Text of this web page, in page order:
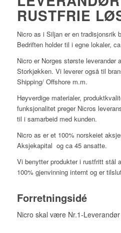
RUSTFRIE
Nicro as i Siljan er en tradisjonsrik
Bedriften holder til i egne lokaler,
Nicro er Norges største leverandør
Storkjøkken. Vi leverer også til
Shipping/ Offshore m.m.
Høyverdige materialer,
funksjonalitet preger Nicros
til i samarbeid med kunden.
Nicro as er et 100% norskeiet
Aksjekapital og ca 45 ansatte.
Vi benytter produkter i rustfritt stål
100% gjenvinning internt og er
Forretningsidé
Nicro skal være Nr.1-